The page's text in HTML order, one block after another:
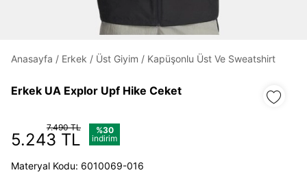
Anasayfa / Erkek / Üst Giyim / Kapüşonlu Üst Ve Sweatshirt
Erkek UA Explor Upf Hike ​Ceket
7.490 TL
5.243 TL
%30
indirim
Materyal Kodu: 6010069-016
Daha hızlı ödeme. Hızlı sipariş takibi.
E-posta